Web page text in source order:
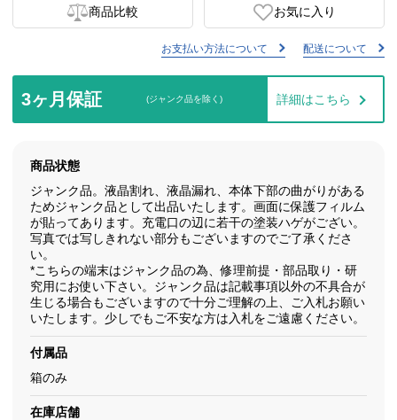
商品比較 お気に入り
お支払い方法について 配送について
3ヶ月保証 (ジャンク品を除く) 詳細はこちら
商品状態
ジャンク品。液晶割れ、液晶漏れ、本体下部の曲がりがある
ためジャンク品として出品いたします。画面に保護フィルム
が貼ってあります。充電口の辺に若干の塗装ハゲがござい。
写真では写しきれない部分もございますのでご了承くださ
い。
*こちらの端末はジャンク品の為、修理前提・部品取り・研
究用にお使い下さい。ジャンク品は記載事項以外の不具合が
生じる場合もございますので十分ご理解の上、ご入札お願い
いたします。少しでもご不安な方は入札をご遠慮ください。
付属品
箱のみ
在庫店舗